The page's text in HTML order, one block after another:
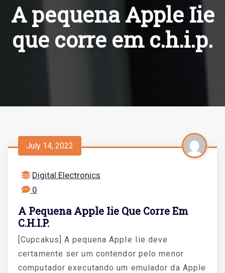
A pequena Apple Iie
que corre em c.h.i.p.
July 14, 2022
Digital Electronics
0
A Pequena Apple Iie Que Corre Em
C.h.i.p.
[Cupcakus] A pequena Apple Iie deve
certamente ser um contendor pelo menor
computador executando um emulador da Apple